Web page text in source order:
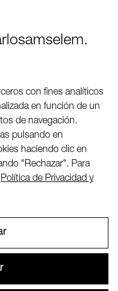
con fines analíticos
en función de un
de navegación.
pulsando en
haciendo clic en
"Rechazar". Para
Política de Privacidad y
y Cookies